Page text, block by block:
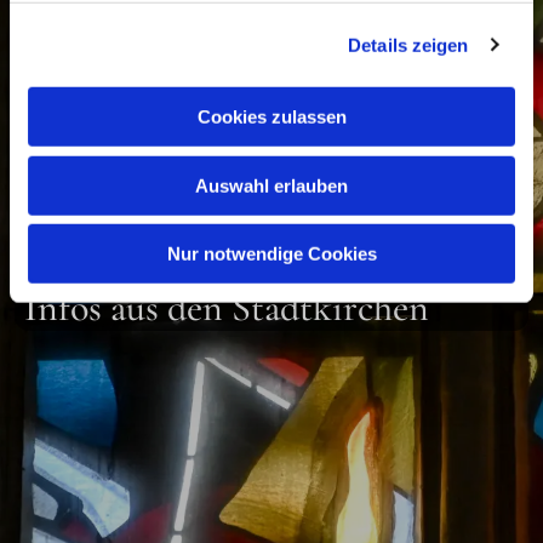
Details zeigen
Cookies zulassen
Auswahl erlauben
Nur notwendige Cookies
Innenstadtkirchen Lübeck
Infos aus den Stadtkirchen